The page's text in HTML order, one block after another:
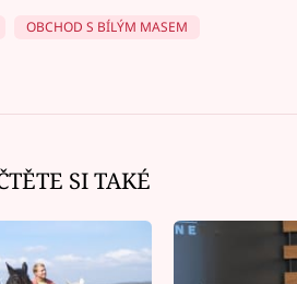
OBCHOD S BÍLÝM MASEM
SI TAKÉ